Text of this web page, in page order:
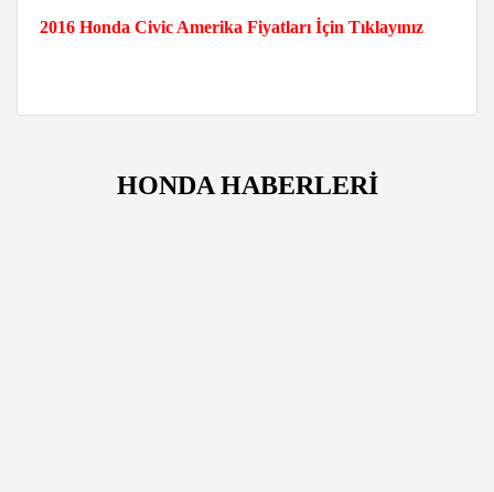
2016 Honda Civic Amerika Fiyatları İçin Tıklayınız
HONDA HABERLERİ